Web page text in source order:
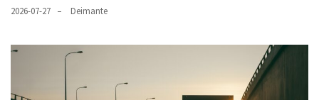
2026-07-27 Deimante